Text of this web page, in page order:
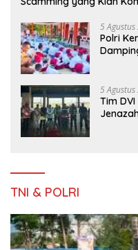
5
Polri
5
Tim
TNI & POLRI